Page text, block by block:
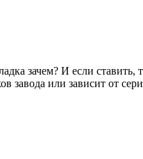
зачем? И если ставить,
завода или зависит от